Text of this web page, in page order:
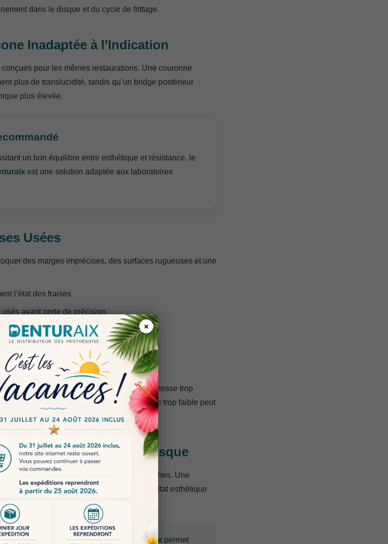
×
dans le disque et du cycle de frittage.
Inadaptée à l’Indication
pour les mêmes restaurations. Une couronne
plus de translucidité, tandis qu’un bridge postérieur
plus élevée.
un bon équilibre entre esthétique et résistance, le
est une solution adaptée aux laboratoires
Usées
des marges imprécises, des surfaces rugueuses et une
l’état des fraises
avant perte de précision
de zircone utilisé
de Fraisage
selon des paramètres adaptés. Une vitesse trop
ou une surchauffe, tandis qu’un réglage trop faible peut
Restauration dans le Disque
important avec les disques multicouches. Une
transition de teinte artificielle ou un résultat esthétique
leDisque Zircone 3D Plus Denturaix permet